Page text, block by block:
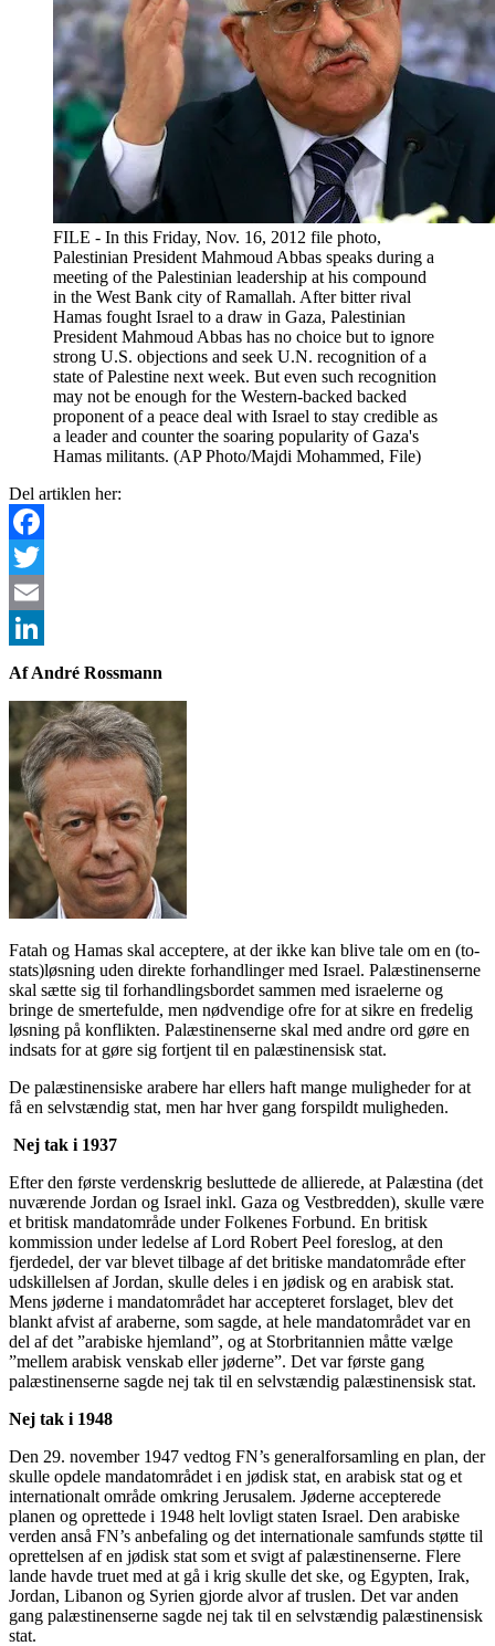
FILE - In this Friday, Nov. 16, 2012 file photo,
Palestinian President Mahmoud Abbas speaks during a
meeting of the Palestinian leadership at his compound
in the West Bank city of Ramallah. After bitter rival
Hamas fought Israel to a draw in Gaza, Palestinian
President Mahmoud Abbas has no choice but to ignore
strong U.S. objections and seek U.N. recognition of a
state of Palestine next week. But even such recognition
may not be enough for the Western-backed backed
proponent of a peace deal with Israel to stay credible as
a leader and counter the soaring popularity of Gaza's
Hamas militants. (AP Photo/Majdi Mohammed, File)
Del artiklen her:
Facebook
Twitter
Email
LinkedIn
Af André Rossmann
Fatah og Hamas skal acceptere, at der ikke kan blive tale om en (to-
stats)løsning uden direkte forhandlinger med Israel. Palæstinenserne
skal sætte sig til forhandlingsbordet sammen med israelerne og
bringe de smertefulde, men nødvendige ofre for at sikre en fredelig
løsning på konflikten. Palæstinenserne skal med andre ord gøre en
indsats for at gøre sig fortjent til en palæstinensisk stat.
De palæstinensiske arabere har ellers haft mange muligheder for at
få en selvstændig stat, men har hver gang forspildt muligheden.
Nej tak i 1937
Efter den første verdenskrig besluttede de allierede, at Palæstina (det
nuværende Jordan og Israel inkl. Gaza og Vestbredden), skulle være
et britisk mandatområde under Folkenes Forbund. En britisk
kommission under ledelse af Lord Robert Peel foreslog, at den
fjerdedel, der var blevet tilbage af det britiske mandatområde efter
udskillelsen af Jordan, skulle deles i en jødisk og en arabisk stat.
Mens jøderne i mandatområdet har accepteret forslaget, blev det
blankt afvist af araberne, som sagde, at hele mandatområdet var en
del af det ”arabiske hjemland”, og at Storbritannien måtte vælge
”mellem arabisk venskab eller jøderne”. Det var første gang
palæstinenserne sagde nej tak til en selvstændig palæstinensisk stat.
Nej tak i 1948
Den 29. november 1947 vedtog FN’s generalforsamling en plan, der
skulle opdele mandatområdet i en jødisk stat, en arabisk stat og et
internationalt område omkring Jerusalem. Jøderne accepterede
planen og oprettede i 1948 helt lovligt staten Israel. Den arabiske
verden anså FN’s anbefaling og det internationale samfunds støtte til
oprettelsen af en jødisk stat som et svigt af palæstinenserne. Flere
lande havde truet med at gå i krig skulle det ske, og Egypten, Irak,
Jordan, Libanon og Syrien gjorde alvor af truslen. Det var anden
gang palæstinenserne sagde nej tak til en selvstændig palæstinensisk
stat.